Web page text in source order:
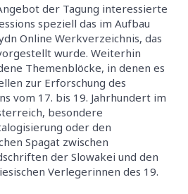
der Tagung interessierte
speziell das im Aufbau
Online Werkverzeichnis, das
wurde. Weiterhin
Themenblöcke, in denen es
zur Erforschung des
vom 17. bis 19. Jahrhundert im
besondere
oder den
Spagat zwischen
der Slowakei und den
Verlegerinnen des 19.